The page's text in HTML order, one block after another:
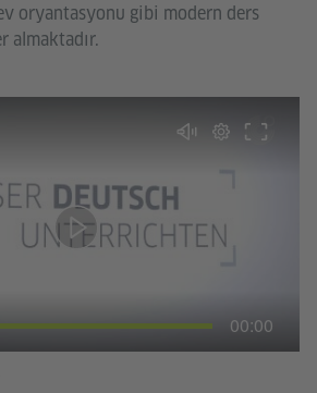
oryantasyonu gibi modern ders
almaktadır.
00:00